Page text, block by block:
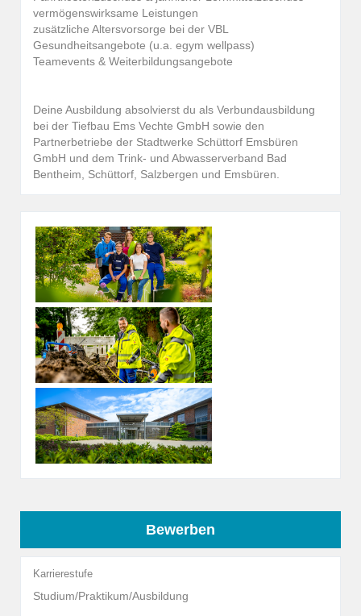
vermögenswirksame Leistungen
zusätzliche Altersvorsorge bei der VBL
Gesundheitsangebote (u.a. egym wellpass)
Teamevents & Weiterbildungsangebote
Deine Ausbildung absolvierst du als Verbundausbildung
bei der Tiefbau Ems Vechte GmbH sowie den
Partnerbetriebe der Stadtwerke Schüttorf Emsbüren
GmbH und dem Trink- und Abwasserverband Bad
Bentheim, Schüttorf, Salzbergen und Emsbüren.
Bewerben
Karrierestufe
Studium/Praktikum/Ausbildung